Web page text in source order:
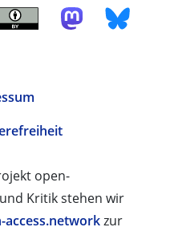
open-
Kritik stehen wir
access.networkzur